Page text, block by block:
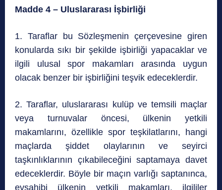
Madde 4 – Uluslararası İşbirliği
1. Taraflar bu Sözleşmenin çerçevesine giren
konularda sıkı bir şekilde işbirliği yapacaklar ve
ilgili ulusal spor makamları arasında uygun
olacak benzer bir işbirliğini teşvik edeceklerdir.
2. Taraflar, uluslararası kulüp ve temsili maçlar
veya turnuvalar öncesi, ülkenin yetkili
makamlarını, özellikle spor teşkilatlarını, hangi
maçlarda şiddet olaylarının ve seyirci
taşkınlıklarının çıkabileceğini saptamaya davet
edeceklerdir. Böyle bir maçın varlığı saptanınca,
evsahibi ülkenin yetkili makamları, ilgililer